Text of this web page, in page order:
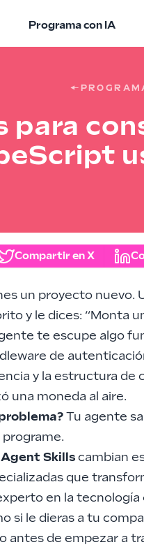
Programa con IA
←
para
Compartir en X
un proyecto nuevo.
y le dices: “Monta
te escupe algo
de
y la estructura de
una moneda al aire.
Tu agente
programe.
Agent Skills cambian
que
en la tecnología
si le dieras a tu
antes de empezar a